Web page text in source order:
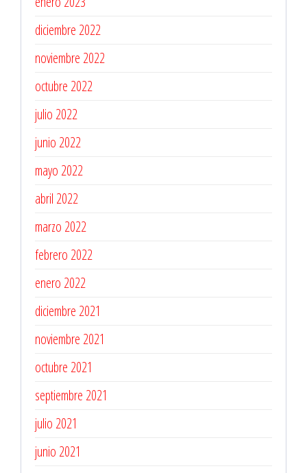
diciembre 2022
noviembre 2022
octubre 2022
julio 2022
junio 2022
mayo 2022
abril 2022
marzo 2022
febrero 2022
enero 2022
diciembre 2021
noviembre 2021
octubre 2021
septiembre 2021
julio 2021
junio 2021